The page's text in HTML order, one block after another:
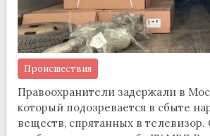
Происшествия
Правоохранители задержали в
который подозревается в сбыте
веществ, спрятанных в телевизор.